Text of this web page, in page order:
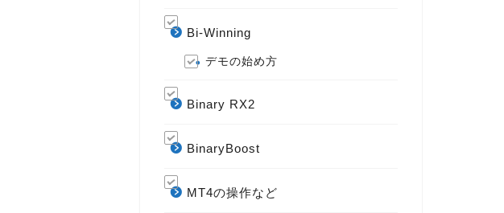
Bi-Winning
デモの始め方
Binary RX2
BinaryBoost
MT4の操作など